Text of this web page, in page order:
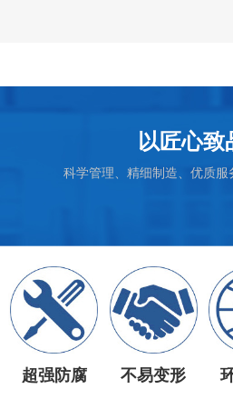
以匠心致
科学管理、精细制造、优质
超强防腐 不易变形